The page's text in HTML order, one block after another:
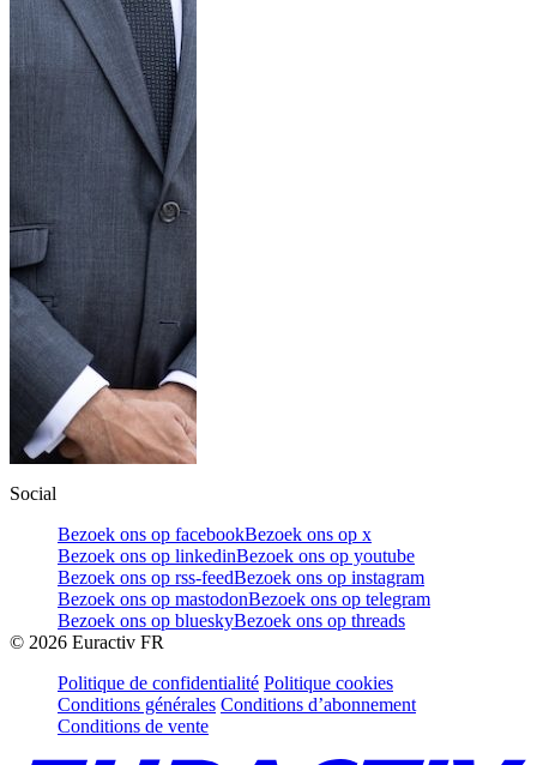
Social
Bezoek ons op facebookBezoek ons op x
Bezoek ons op linkedinBezoek ons op youtube
Bezoek ons op rss-feedBezoek ons op instagram
Bezoek ons op mastodonBezoek ons op telegram
Bezoek ons op blueskyBezoek ons op threads
© 2026 Euractiv FR
Politique de confidentialité Politique cookies
Conditions générales Conditions d’abonnement
Conditions de vente